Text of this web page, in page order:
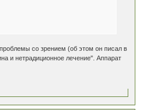
со зрением (об этом он писал в
и нетрадиционное лечение". Аппарат